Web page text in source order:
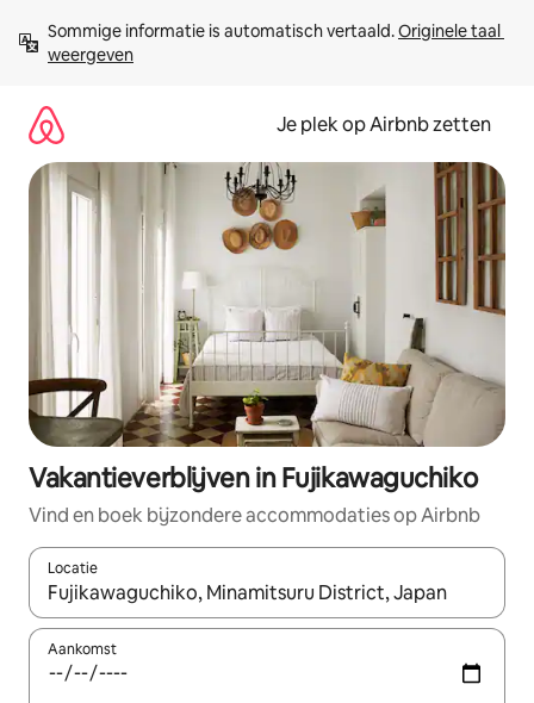
direct
naar
Sommige informatie is automatisch vertaald. Originele taal
weergeven
Je plek op Airbnb zetten
Vakantieverblijven in Fujikawaguchiko
Vind en boek bijzondere accommodaties op Airbnb
Locatie
Wanneer er resultaten beschikbaar zijn, maak je een keuze
Aankomst